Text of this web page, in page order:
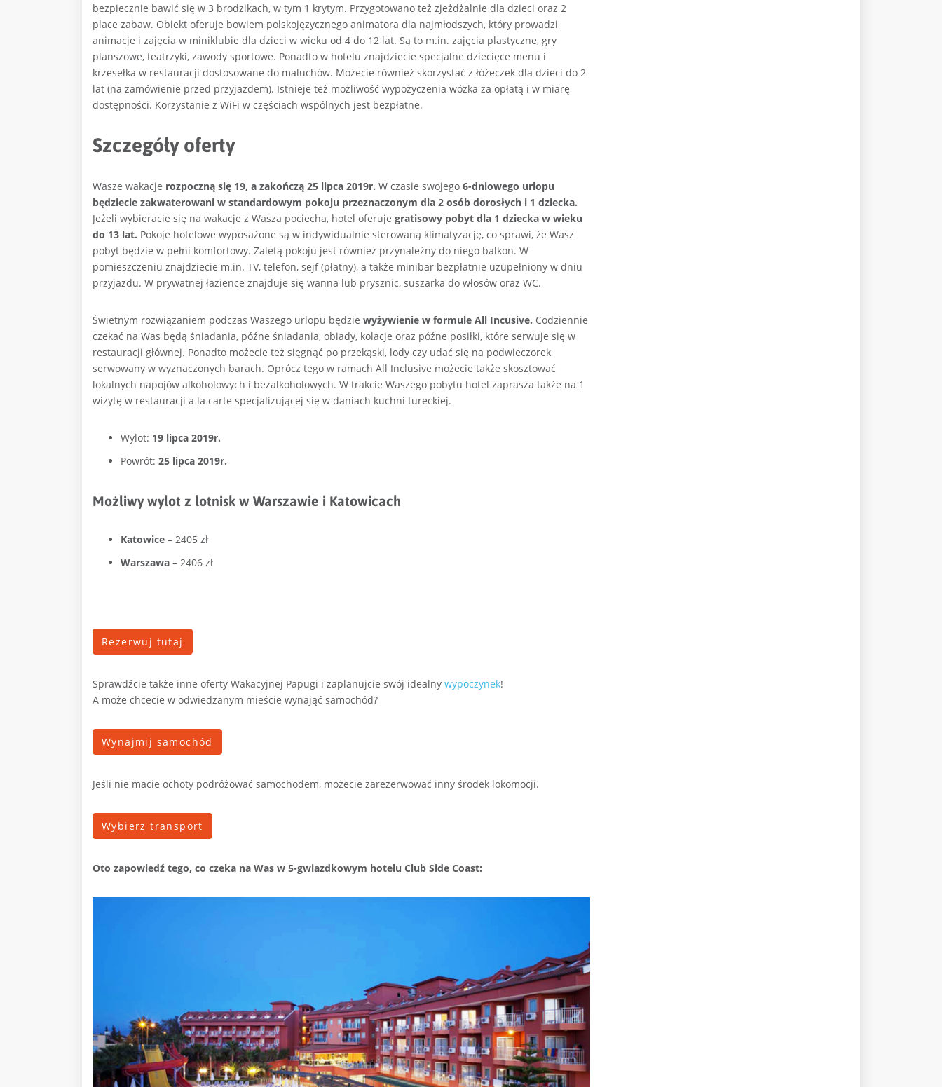
bezpiecznie bawić się w 3 brodzikach, w tym 1 krytym. Przygotowano też zjeżdżalnie dla dzieci oraz 2
place zabaw. Obiekt oferuje bowiem polskojęzycznego animatora dla najmłodszych, który prowadzi
animacje i zajęcia w miniklubie dla dzieci w wieku od 4 do 12 lat. Są to m.in. zajęcia plastyczne, gry
planszowe, teatrzyki, zawody sportowe. Ponadto w hotelu znajdziecie specjalne dziecięce menu i
krzesełka w restauracji dostosowane do maluchów. Możecie również skorzystać z łóżeczek dla dzieci do 2
lat (na zamówienie przed przyjazdem). Istnieje też możliwość wypożyczenia wózka za opłatą i w miarę
dostępności. Korzystanie z WiFi w częściach wspólnych jest bezpłatne.
Szczegóły oferty
Wasze wakacje rozpoczną się 19, a zakończą 25 lipca 2019r. W czasie swojego 6-dniowego urlopu
będziecie zakwaterowani w standardowym pokoju przeznaczonym dla 2 osób dorosłych i 1 dziecka.
Jeżeli wybieracie się na wakacje z Wasza pociecha, hotel oferuje gratisowy pobyt dla 1 dziecka w wieku
do 13 lat. Pokoje hotelowe wyposażone są w indywidualnie sterowaną klimatyzację, co sprawi, że Wasz
pobyt będzie w pełni komfortowy. Zaletą pokoju jest również przynależny do niego balkon. W
pomieszczeniu znajdziecie m.in. TV, telefon, sejf (płatny), a także minibar bezpłatnie uzupełniony w dniu
przyjazdu. W prywatnej łazience znajduje się wanna lub prysznic, suszarka do włosów oraz WC.
Świetnym rozwiązaniem podczas Waszego urlopu będzie wyżywienie w formule All Incusive. Codziennie
czekać na Was będą śniadania, późne śniadania, obiady, kolacje oraz późne posiłki, które serwuje się w
restauracji głównej. Ponadto możecie też sięgnąć po przekąski, lody czy udać się na podwieczorek
serwowany w wyznaczonych barach. Oprócz tego w ramach All Inclusive możecie także skosztować
lokalnych napojów alkoholowych i bezalkoholowych. W trakcie Waszego pobytu hotel zaprasza także na 1
wizytę w restauracji a la carte specjalizującej się w daniach kuchni tureckiej.
Wylot: 19 lipca 2019r.
Powrót: 25 lipca 2019r.
Możliwy wylot z lotnisk w Warszawie i Katowicach
Katowice – 2405 zł
Warszawa – 2406 zł
Rezerwuj tutaj
Sprawdźcie także inne oferty Wakacyjnej Papugi i zaplanujcie swój idealny wypoczynek!
A może chcecie w odwiedzanym mieście wynająć samochód?
Wynajmij samochód
Jeśli nie macie ochoty podróżować samochodem, możecie zarezerwować inny środek lokomocji.
Wybierz transport
Oto zapowiedź tego, co czeka na Was w 5-gwiazdkowym hotelu Club Side Coast: